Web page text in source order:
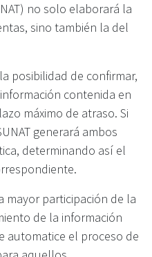
no solo elaborará la
sino también la del
posibilidad de confirmar,
contenida en
máximo de atraso. Si
generará ambos
determinando así el
mayor participación de la
de la información
automatice el proceso de